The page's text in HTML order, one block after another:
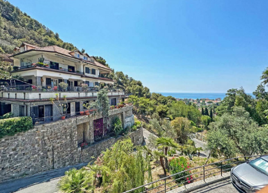
EN
FR
DE
RU
Chi
siamo
I
nostri
servizi
Scegli
dove
cercare
Provincia
Comune